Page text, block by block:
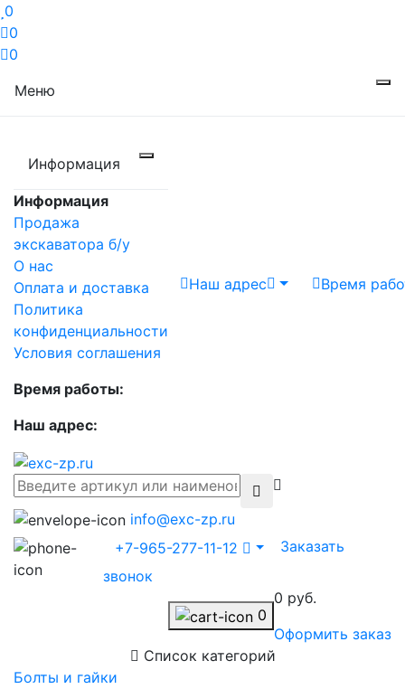
0
0
0
Меню
Информация
Информация
Продажа
экскаватора б/у
О нас
Оплата и доставка
Политика
конфиденциальности
Условия соглашения
Время работы:
Наш адрес:
Наш адрес Время
info@exc-zp.ru
+7-965-277-11-12
Заказать
звонок
0
0 руб.
Оформить заказ
Список категорий
Болты и гайки